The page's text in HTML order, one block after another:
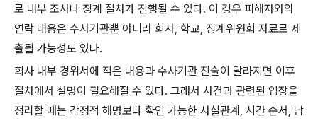
로 내부 조사나 징계 절차가 진행될 수 있다. 이 경우 피해자와의
연락 내용은 수사기관뿐 아니라 회사, 학교, 징계위원회 자료로 제
출될 가능성도 있다.
회사 내부 경위서에 적은 내용과 수사기관 진술이 달라지면 이후
절차에서 설명이 필요해질 수 있다. 그래서 사건과 관련된 입장을
정리할 때는 감정적 해명보다 확인 가능한 사실관계, 시간 순서, 남